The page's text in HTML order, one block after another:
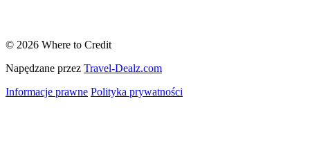
© 2026 Where to Credit
Napędzane przez Travel-Dealz.com
Informacje prawne Polityka prywatności